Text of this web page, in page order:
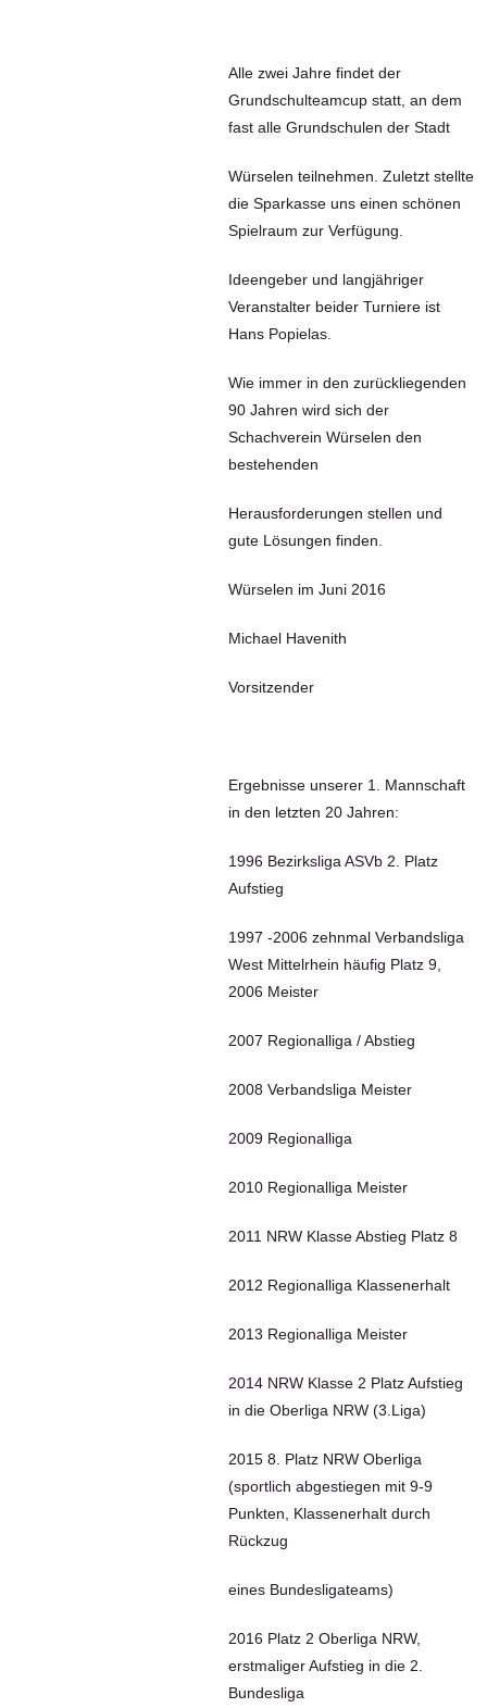
Alle zwei Jahre findet der
Grundschulteamcup statt, an dem
fast alle Grundschulen der Stadt
Würselen teilnehmen. Zuletzt stellte
die Sparkasse uns einen schönen
Spielraum zur Verfügung.
Ideengeber und langjähriger
Veranstalter beider Turniere ist
Hans Popielas.
Wie immer in den zurückliegenden
90 Jahren wird sich der
Schachverein Würselen den
bestehenden
Herausforderungen stellen und
gute Lösungen finden.
Würselen im Juni 2016
Michael Havenith
Vorsitzender
Ergebnisse unserer 1. Mannschaft
in den letzten 20 Jahren:
1996 Bezirksliga ASVb 2. Platz
Aufstieg
1997 -2006 zehnmal Verbandsliga
West Mittelrhein häufig Platz 9,
2006 Meister
2007 Regionalliga / Abstieg
2008 Verbandsliga Meister
2009 Regionalliga
2010 Regionalliga Meister
2011 NRW Klasse Abstieg Platz 8
2012 Regionalliga Klassenerhalt
2013 Regionalliga Meister
2014 NRW Klasse 2 Platz Aufstieg
in die Oberliga NRW (3.Liga)
2015 8. Platz NRW Oberliga
(sportlich abgestiegen mit 9-9
Punkten, Klassenerhalt durch
Rückzug
eines Bundesligateams)
2016 Platz 2 Oberliga NRW,
erstmaliger Aufstieg in die 2.
Bundesliga